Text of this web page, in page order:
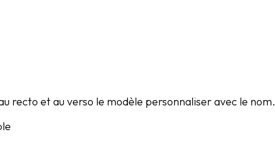
recto et au verso le modèle personnaliser avec le nom.